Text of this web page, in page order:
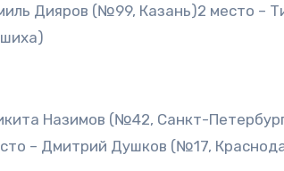
Дияров (№99, Казань)2 место
Назимов (№42, Санкт-
– Дмитрий Душков (№17,